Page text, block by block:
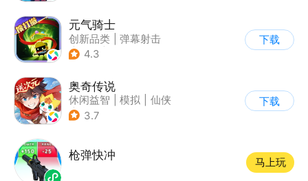
元气骑士
创新品类
弹幕射击
| 地牢
4.3
下载
奥奇传说
休闲益智 模拟
仙侠
| 童年
3.7
下载
枪弹快冲
马上玩